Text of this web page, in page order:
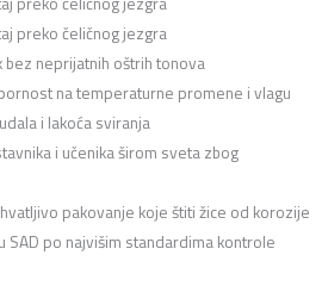
preko čeličnog jezgra
bez neprijatnih oštrih tonova
na temperaturne promene i vlagu
i lakoća sviranja
i učenika širom sveta zbog
pakovanje koje štiti žice od korozije
SAD po najvišim standardima kontrole